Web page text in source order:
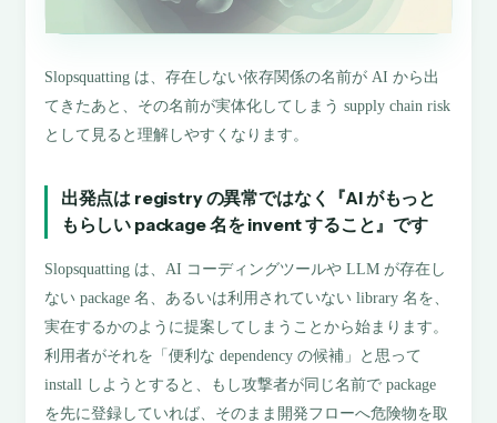
Slopsquatting は、存在しない依存関係の名前が AI から出
てきたあと、その名前が実体化してしまう supply chain risk
として見ると理解しやすくなります。
出発点は registry の異常ではなく『AI がもっと
もらしい package 名を invent すること』です
Slopsquatting は、AI コーディングツールや LLM が存在し
ない package 名、あるいは利用されていない library 名を、
実在するかのように提案してしまうことから始まります。
利用者がそれを「便利な dependency の候補」と思って
install しようとすると、もし攻撃者が同じ名前で package
を先に登録していれば、そのまま開発フローへ危険物を取